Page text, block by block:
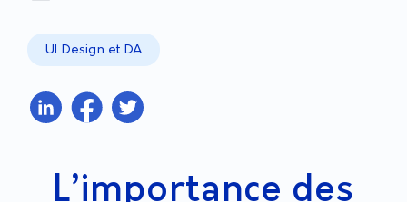
UI Design et DA
L’importance des